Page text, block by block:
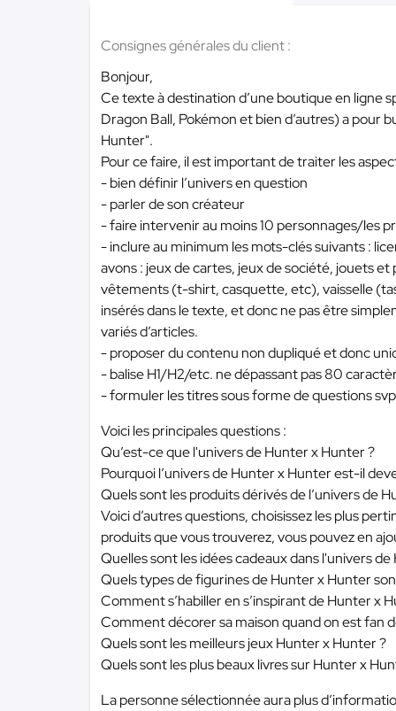
Consignes générales du client :
Bonjour,
Ce texte à destination d’une boutique en ligne
Dragon Ball, Pokémon et bien d’autres) a pour
Hunter".
Pour ce faire, il est important de traiter les
- bien définir l’univers en question
- parler de son créateur
- faire intervenir au moins 10 personnages/les
- inclure au minimum les mots-clés suivants :
avons : jeux de cartes, jeux de société, jouets
vêtements (t-shirt, casquette, etc), vaisselle
insérés dans le texte, et donc ne pas être
variés d’articles.
- proposer du contenu non dupliqué et donc
- balise H1/H2/etc. ne dépassant pas 80
- formuler les titres sous forme de questions svp
Voici les principales questions :
Qu’est-ce que l'univers de Hunter x Hunter ?
Pourquoi l’univers de Hunter x Hunter est-il
Quels sont les produits dérivés de l’univers de
Voici d’autres questions, choisissez les plus
produits que vous trouverez, vous pouvez en
Quelles sont les idées cadeaux dans l'univers
Quels types de figurines de Hunter x Hunter
Comment s’habiller en s’inspirant de Hunter x
Comment décorer sa maison quand on est fan
Quels sont les meilleurs jeux Hunter x Hunter ?
Quels sont les plus beaux livres sur Hunter x
La personne sélectionnée aura plus